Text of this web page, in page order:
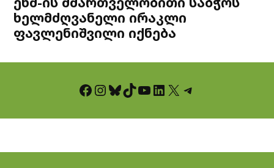
ხელმძღვანელი ირაკლი
ფავლენიშვილი იქნება
Facebook InstagramBluesky TikTok YouTube LinkedIn X Telegram